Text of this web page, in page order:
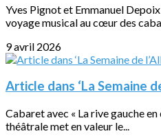
Yves Pignot et Emmanuel
voyage musical au cœur des
9 avril 2026
Article dans ‘La Semaine
Cabaret avec « La rive gauche
théâtrale met en valeur le...